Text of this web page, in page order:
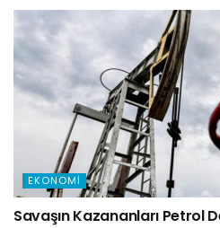
EKONOMI
Savaşın Kazananları Petrol